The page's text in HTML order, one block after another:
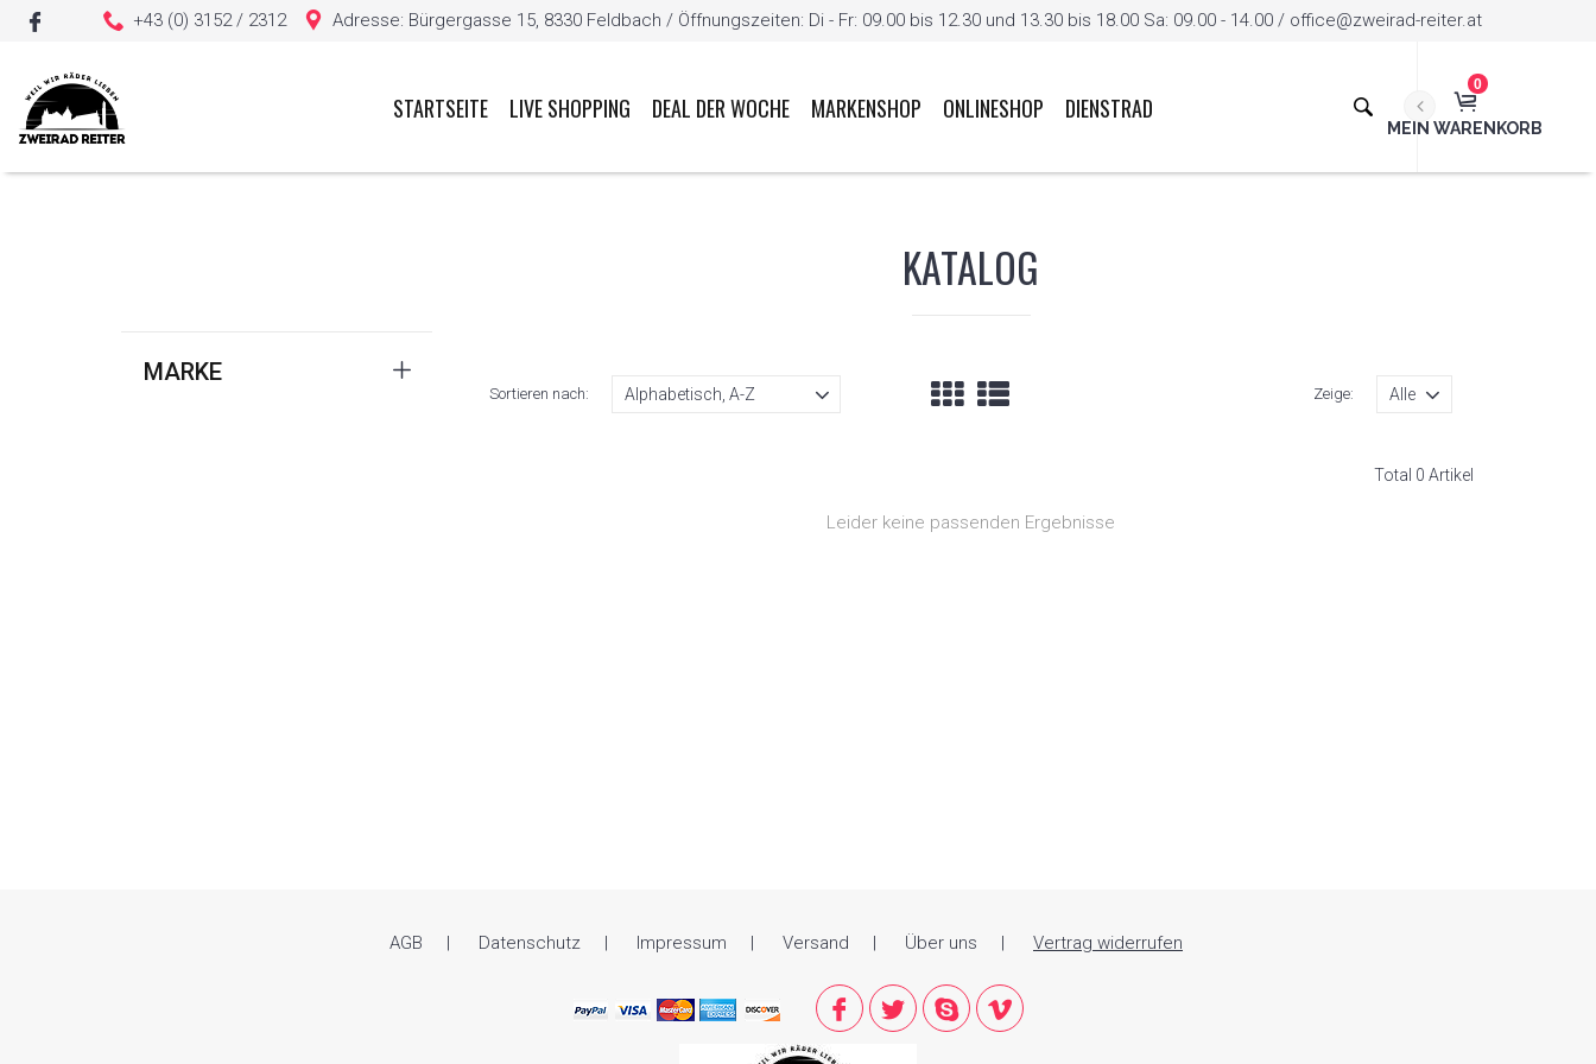
+43 (0) 3152 / 2312 Adresse: Bürgergasse 15, 8330 Feldbach / Öffnungszeiten: Di - Fr: 09.00 bis 12.30 und 13.30 bis 18.00 Sa: 09.00 - 14.00 / office@zweirad-reiter.at
0
MEIN WARENKORB
STARTSEITE LIVE SHOPPING DEAL DER WOCHE MARKENSHOP ONLINESHOP DIENSTRAD
MARKE
KATALOG
Sortieren nach: Zeige:
Total 0 Artikel
Leider keine passenden Ergebnisse
AGB Datenschutz Impressum Versand Über uns Vertrag widerrufen